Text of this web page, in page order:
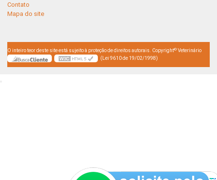
Contato
Mapa do site
O inteiro teor deste site está sujeito à proteção de direitos autorais. Copyright© Veterinário
(Lei 9610 de 19/02/1998)